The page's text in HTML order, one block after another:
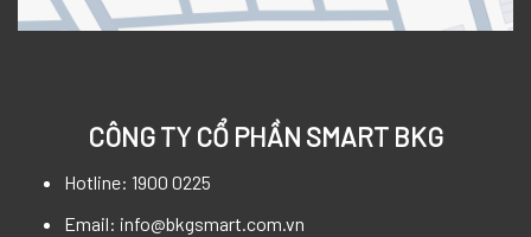
CÔNG TY CỔ PHẦN SMART BKG
Hotline: 1900 0225
Email: info@bkgsmart.com.vn